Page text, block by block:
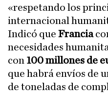
«respetando los
internacional
Indicó que Francia
necesidades
con 100 millones de
que habrá envíos de
de toneladas de